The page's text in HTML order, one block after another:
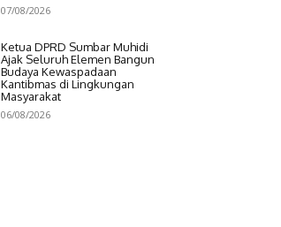
07/08/2026
Ketua DPRD Sumbar Muhidi
Ajak Seluruh Elemen Bangun
Budaya Kewaspadaan
Kantibmas di Lingkungan
Masyarakat
06/08/2026